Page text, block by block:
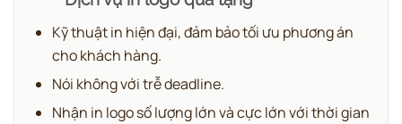
Kỹ thuật in hiện đại, đảm bảo tối ưu phương án
cho khách hàng.
Nói không với trễ deadline.
Nhận in logo số lượng lớn và cực lớn với thời gian